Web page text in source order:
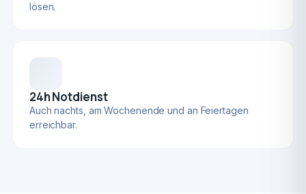
lösen.
24h Notdienst
Auch nachts, am Wochenende und an Feiertagen
erreichbar.